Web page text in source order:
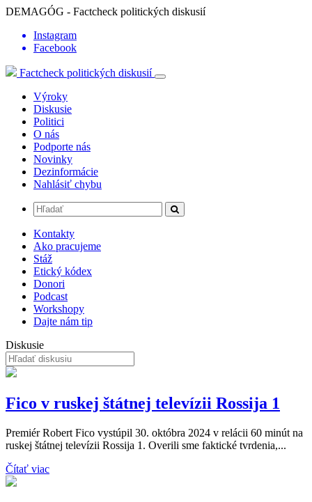
DEMAGÓG - Factcheck politických diskusií
Instagram
Facebook
Factcheck politických diskusií
Výroky
Diskusie
Politici
O nás
Podporte nás
Novinky
Dezinformácie
Nahlásiť chybu
Kontakty
Ako pracujeme
Stáž
Etický kódex
Donori
Podcast
Workshopy
Dajte nám tip
Diskusie
Fico v ruskej štátnej televízii Rossija 1
Premiér Robert Fico vystúpil 30. októbra 2024 v relácii 60 minút na
ruskej štátnej televízii Rossija 1. Overili sme faktické tvrdenia,...
Čítať viac